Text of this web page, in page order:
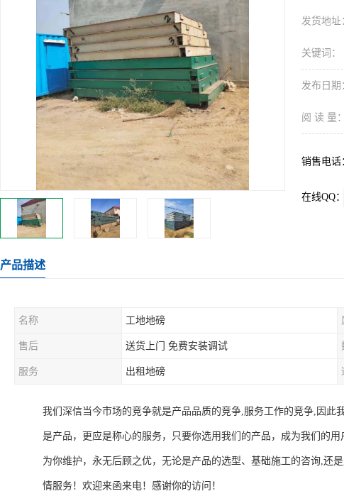
发货地址
关键词：
发布日期
阅 读 量：
销售电话
在线QQ：
产品描述
名称 工地地磅
售后 送货上门 免费安装调试
服务 出租地磅
我们深信当今市场的竞争就是产品品质的竞争,服务工作的竞争,因
是产品，更应是称心的服务，只要你选用我们的产品，成为我们的
为你维护，永无后顾之优，无论是产品的选型、基础施工的咨询,还
情服务！欢迎来函来电！感谢你的访问！